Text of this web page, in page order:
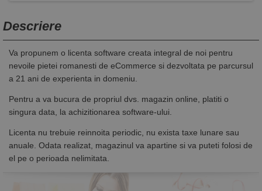
Descriere
Va propunem o licenta software creata integral de noi pentru
nevoile pietei romanesti de eCommerce si dezvoltata pe parcursul
a 21 ani de experienta in domeniu.
Pentru a va bucura de propriul dvs. magazin online, platiti o
singura data, la achizitionarea software-ului.
Licenta nu trebuie reinnoita periodic, nu exista taxe lunare sau
anuale. Odata realizat, magazinul va apartine si va puteti folosi de
el pe o perioada nelimitata.